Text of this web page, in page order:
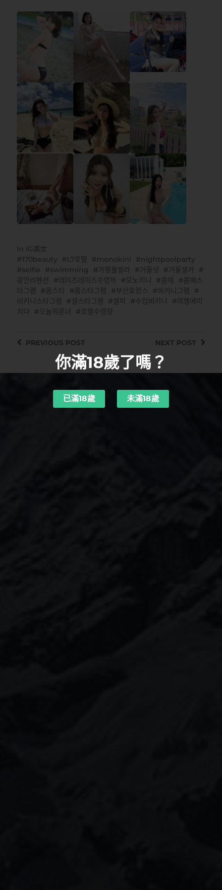
In IG美女
170beauty
L7호텔 monokini
nightpoolparty
selfie
swimming 가평풀빌라 거울샷
거울셀카
광안리펜션
데이즈데이즈수영복 모노키니 몸매
몸매스
타그램
몸스타 몸스타그램 부산호캉스
비키니그램
비키니스타그램
셀스타그램 셀피 수입비키니
여행에미
치다
오늘의훈녀 호텔수영장
NEXT POST
PREVIOUS POST
你滿18歲了嗎？
已滿18歲 未滿18歲